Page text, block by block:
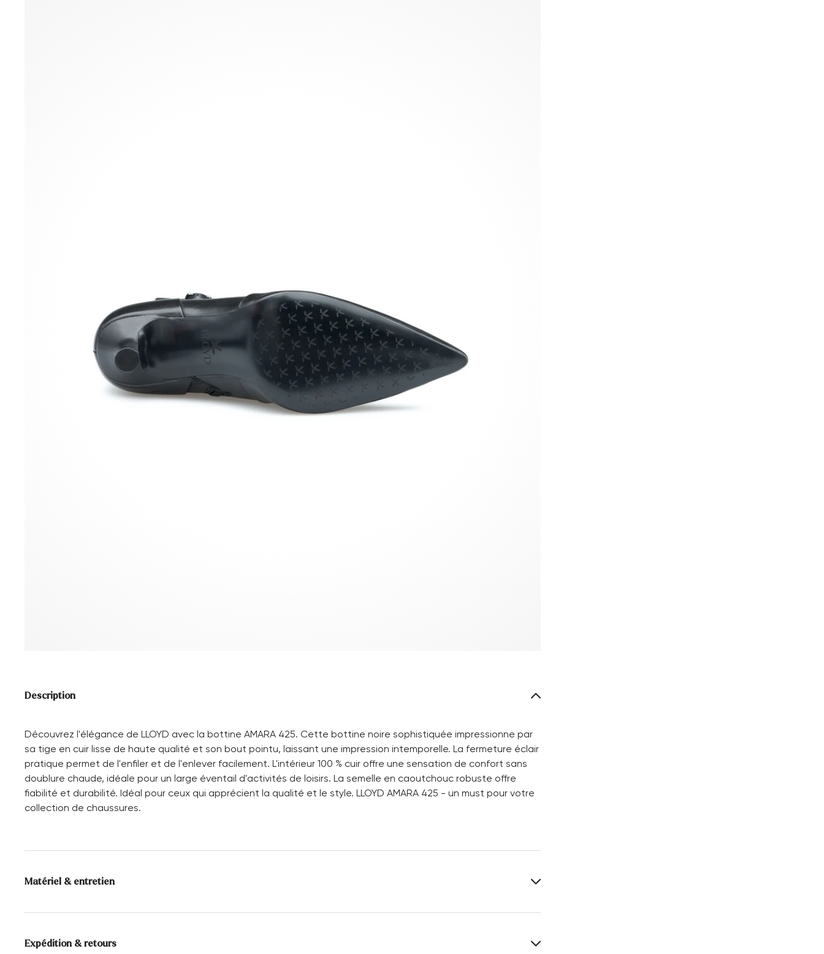
Description
Découvrez l'élégance de LLOYD avec la bottine AMARA 425. Cette bottine noire sophistiquée impressionne par
sa tige en cuir lisse de haute qualité et son bout pointu, laissant une impression intemporelle. La fermeture éclair
pratique permet de l'enfiler et de l'enlever facilement. L'intérieur 100 % cuir offre une sensation de confort sans
doublure chaude, idéale pour un large éventail d'activités de loisirs. La semelle en caoutchouc robuste offre
fiabilité et durabilité. Idéal pour ceux qui apprécient la qualité et le style. LLOYD AMARA 425 - un must pour votre
collection de chaussures.
Matériel & entretien
Taille de production: Tailles britanniques Dessus:
Cuir lisse
Expédition & retours